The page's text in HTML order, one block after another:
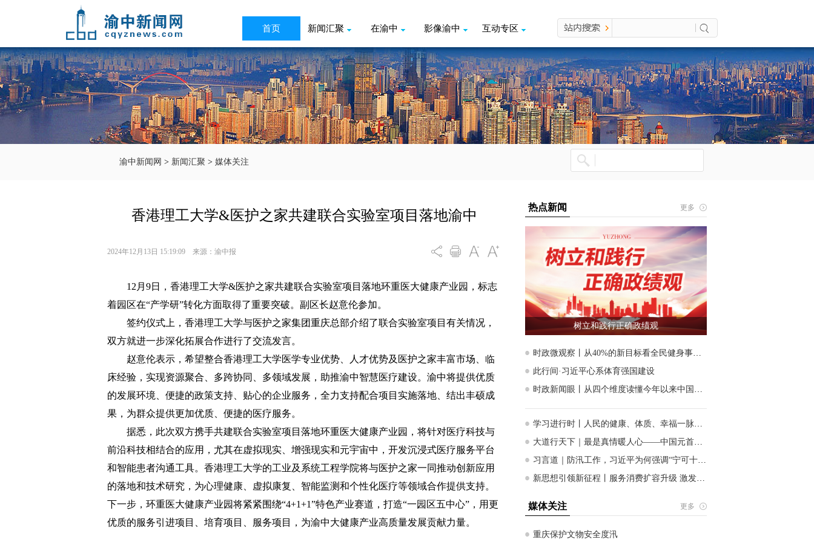
首页 新闻汇聚 在渝中 影像渝中 互动专区
渝中新闻网 > 新闻汇聚 > 媒体关注
香港理工大学&医护之家共建联合实验室项目落地渝中
2024年12月13日 15:19:09 来源：渝中报
12月9日，香港理工大学&医护之家共建联合实验室项目落地环重医大健康产业园，标志
着园区在“产学研”转化方面取得了重要突破。副区长赵意伦参加。
签约仪式上，香港理工大学与医护之家集团重庆总部介绍了联合实验室项目有关情况，
双方就进一步深化拓展合作进行了交流发言。
赵意伦表示，希望整合香港理工大学医学专业优势、人才优势及医护之家丰富市场、临
床经验，实现资源聚合、多跨协同、多领域发展，助推渝中智慧医疗建设。渝中将提供优质
的发展环境、便捷的政策支持、贴心的企业服务，全力支持配合项目实施落地、结出丰硕成
果，为群众提供更加优质、便捷的医疗服务。
据悉，此次双方携手共建联合实验室项目落地环重医大健康产业园，将针对医疗科技与
前沿科技相结合的应用，尤其在虚拟现实、增强现实和元宇宙中，开发沉浸式医疗服务平台
和智能患者沟通工具。香港理工大学的工业及系统工程学院将与医护之家一同推动创新应用
的落地和技术研究，为心理健康、虚拟康复、智能监测和个性化医疗等领域合作提供支持。
下一步，环重医大健康产业园将紧紧围绕“4+1+1”特色产业赛道，打造“一园区五中心”，用更
优质的服务引进项目、培育项目、服务项目，为渝中大健康产业高质量发展贡献力量。